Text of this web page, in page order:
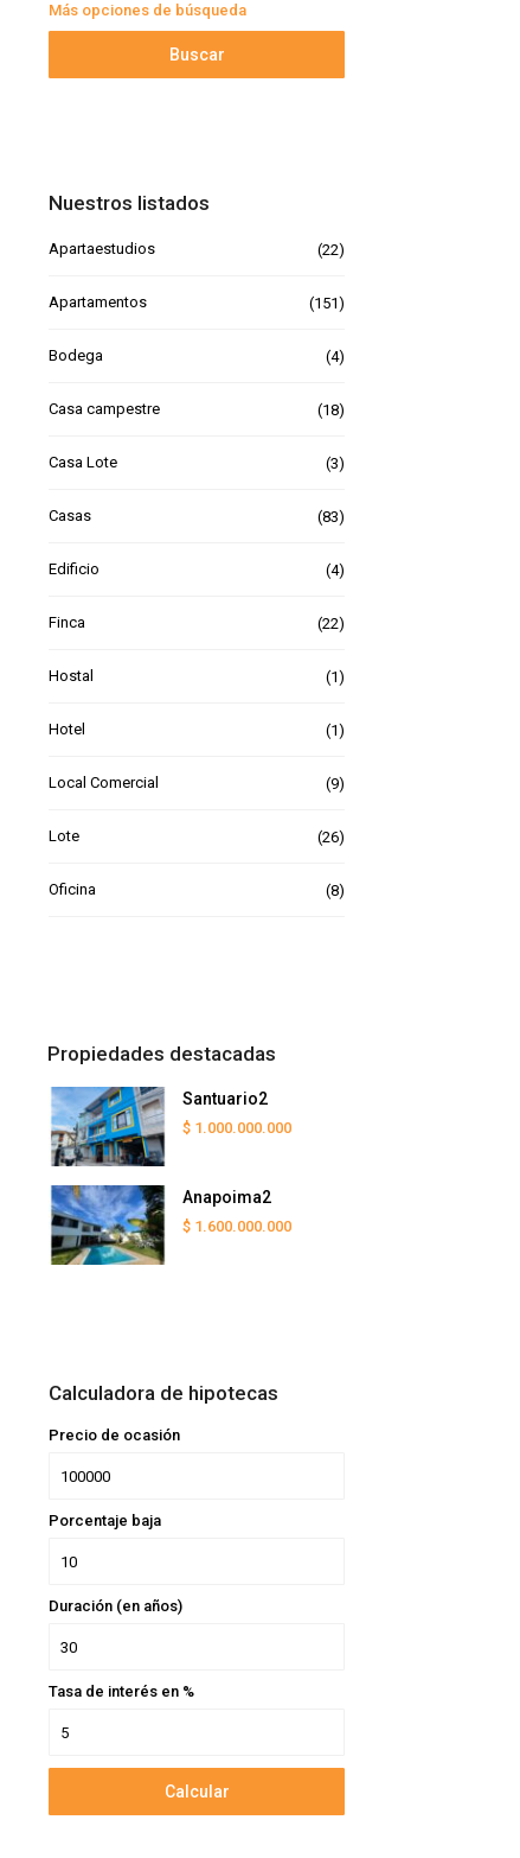
Más opciones de búsqueda
Buscar
Nuestros listados
Apartaestudios (22)
Apartamentos (151)
Bodega (4)
Casa campestre (18)
Casa Lote (3)
Casas (83)
Edificio (4)
Finca (22)
Hostal (1)
Hotel (1)
Local Comercial (9)
Lote (26)
Oficina (8)
Propiedades destacadas
Santuario2
$ 1.000.000.000
Anapoima2
$ 1.600.000.000
Calculadora de hipotecas
Precio de ocasión
Porcentaje baja
Duración (en años)
Tasa de interés en %
Calcular